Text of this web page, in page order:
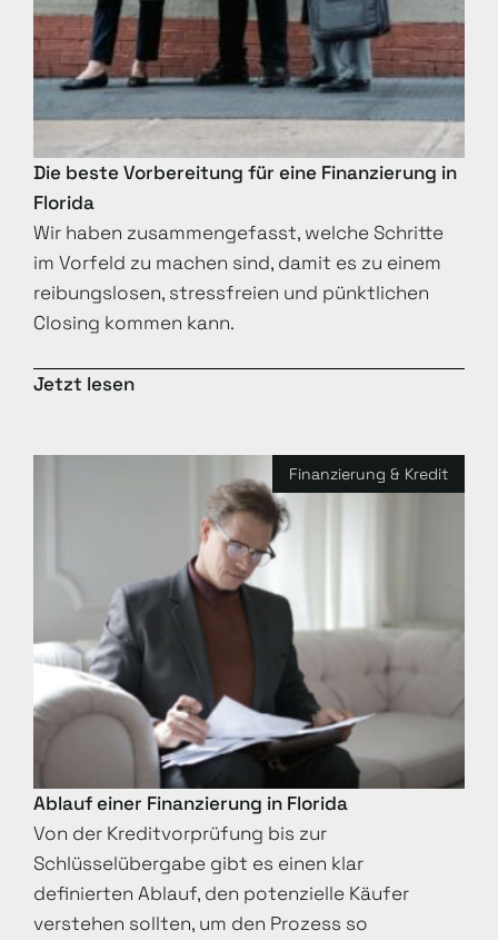
Die beste Vorbereitung für eine Finanzierung in
Florida
Wir haben zusammengefasst, welche Schritte
im Vorfeld zu machen sind, damit es zu einem
reibungslosen, stressfreien und pünktlichen
Closing kommen kann.
Jetzt lesen
Finanzierung & Kredit
Ablauf einer Finanzierung in Florida
Von der Kreditvorprüfung bis zur
Schlüsselübergabe gibt es einen klar
definierten Ablauf, den potenzielle Käufer
verstehen sollten, um den Prozess so